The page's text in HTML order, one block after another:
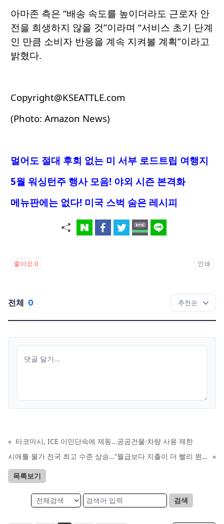
아마존 측은 “배송 속도를 높이더라도 근로자 안
전을 희생하지 않을 것”이라며 “서비스 초기 단계
인 만큼 소비자 반응을 계속 지켜볼 계획”이라고
밝혔다.
Copyright@KSEATTLE.com
(Photo: Amazon News)
멀어도 절대 후회 없는 미 서부 로드트립 여행지
5월 워싱턴주 행사 모음! 야외 시즌 본격화
메뉴판에는 없다! 미국 스벅 숨은 레시피
좋아요 0 인쇄
전체 0
« 타코마시, ICE 이민단속에 제동…공공건물·차량 사용 제한
시애틀 물가 전국 최고 수준 상승…“월급보다 지출이 더 빨리 뛴다” »
목록보기
검색